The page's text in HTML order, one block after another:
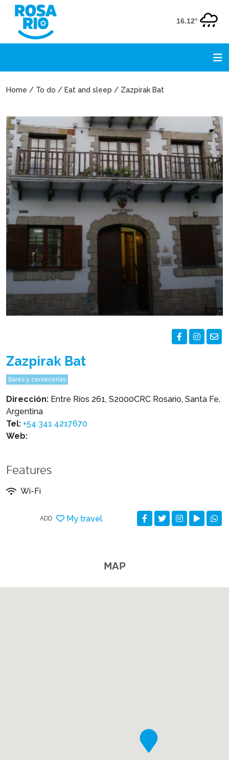
16.12°
Home / To do / Eat and sleep / Zazpirak Bat
Zazpirak Bat
Bares y cervecerías
Dirección: Entre Ríos 261, S2000CRC Rosario, Santa Fe,
Argentina
Tel: +54 341 4217670
Web:
Features
Wi-Fi
ADD My travel
MAP